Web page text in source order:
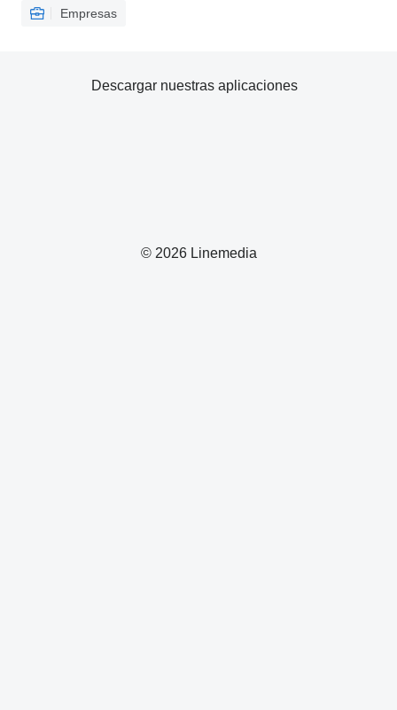
Empresas
© 2026 Linemedia
Descargar nuestras aplicaciones